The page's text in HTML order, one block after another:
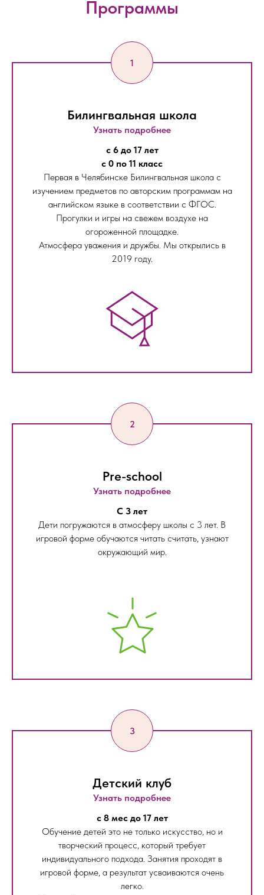
Программы
Билингвальная школа
Узнать подробнее
с 6 до 17 лет
с 0 по 11 класс
Первая в Челябинске Билингвальная школа с
изучением предметов по авторским программам на
английском языке в соответствии с ФГОС.
Прогулки и игры на свежем воздухе на
огороженной площадке.
Атмосфера уважения и дружбы. Мы открылись в
2019 году.
Pre-school
Узнать подробнее
С 3 лет
Дети погружаются в атмосферу школы с 3 лет. В
игровой форме обучаются читать считать, узнают
окружающий мир.
Детский клуб
Узнать подробнее
с 8 мес до 17 лет
Обучение детей это не только искусство, но и
творческий процесс, который требует
индивидуального подхода. Занятия проходят в
игровой форме, а результат усваиваются очень
легко.